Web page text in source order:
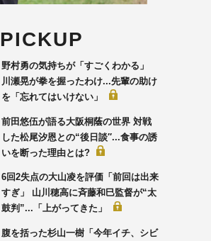
PICKUP
野村勇の気持ちが「すごくわかる」
川瀬晃が拳を握ったわけ...先輩の助け
を「忘れてはいけない」
前田悠伍が語る大阪桐蔭の世界 対戦
した松尾汐恩との“後日談′′...食事の誘
いを断った理由とは?
6回2失点の大山凌を評価「前回は出来
すぎ」 山川穂高に斉藤和巳監督が“太
鼓判”...「上がってきた」
腹を括った杉山一樹「今年イチ、シビ